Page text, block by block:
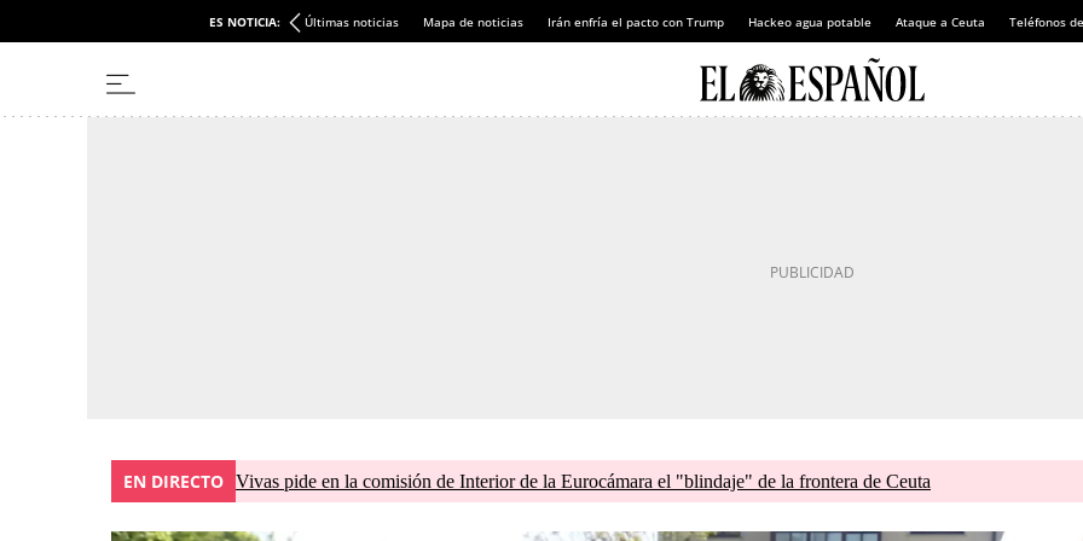
ES NOTICIA: Últimas noticias Mapa de noticias Irán enfría el pacto con Trump Hackeo agua potable Ataque a Ceuta Teléfonos
EN DIRECTO Vivas pide en la comisión de Interior de la Eurocámara el "blindaje" de la frontera de Ceuta